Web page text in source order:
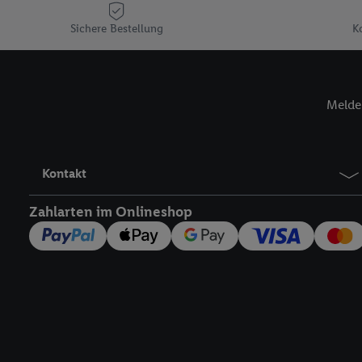
Sichere Bestellung
Kontakt
Zahlarten im Onlineshop
Plus-Konto einloggen,
Verantwortlichkeit mit
zu erstellen (die
Hierzu wird von uns
Adresse in
Zudem erlauben Sie
den Lidl-Diensten
Wenn das der Fall ist,
Insbesondere können
werden, damit wir
Nutzung der Utiq-
widerrufen - jederzeit
Telekommunikations-
die Lidl-Dienste)